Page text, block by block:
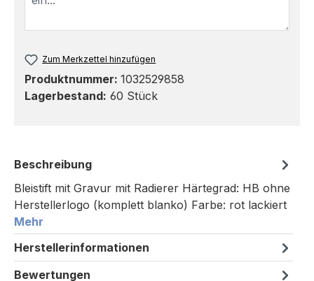
Zum Merkzettel hinzufügen
Produktnummer: 1032529858
Lagerbestand: 60 Stück
Beschreibung
Bleistift mit Gravur mit Radierer Härtegrad: HB ohne
Herstellerlogo (komplett blanko) Farbe: rot lackiert
Mehr
Herstellerinformationen
Bewertungen